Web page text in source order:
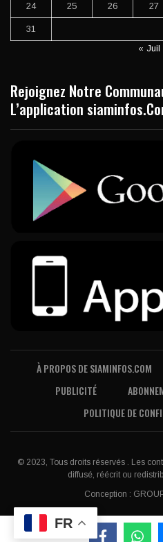
24 25 26 27
31
« Juil
Rejoignez Notre
L’application
À PROPOS DE SIAMINFOS.COM
PUBLICITÉ
POLITIQUE DE
© 2023, Tous droits réservés . Les
diffusé, réécrit ou
Conception :
FR